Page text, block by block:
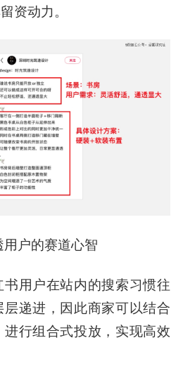
资动力。
户的赛道心智
用户在站内的搜索习惯往
递进，因此商家可以结合
行组合式投放，实现高效